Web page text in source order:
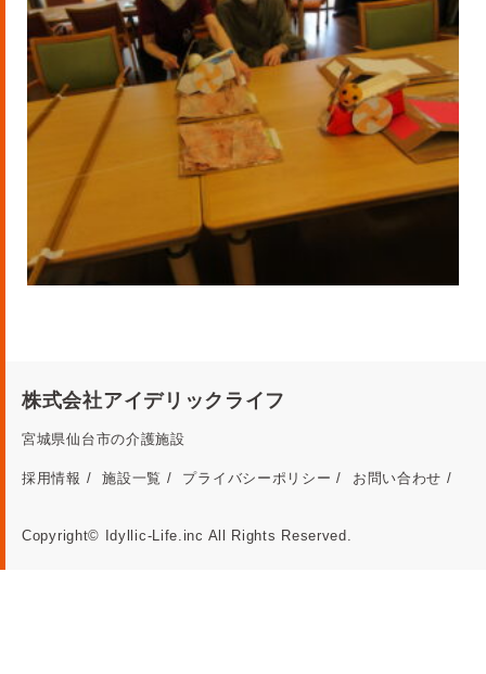
株式会社アイデリックライフ
宮城県仙台市の介護施設
採用情報 施設一覧 プライバシーポリシー お問い合わせ
Copyright© Idyllic-Life.inc All Rights Reserved.